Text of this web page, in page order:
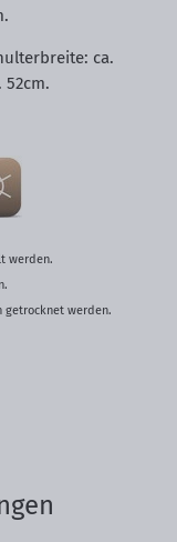
ca.
52cm.
werden.
getrocknet werden.